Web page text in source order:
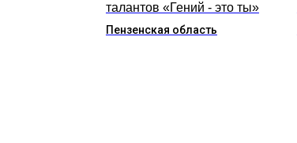
талантов «Гений - это ты»
Пензенская область